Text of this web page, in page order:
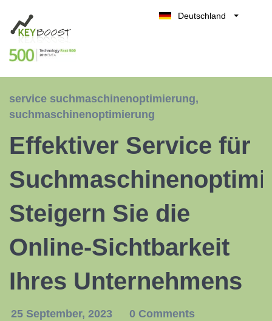
Deutschland
Italia
service suchmaschinenoptimierung,
suchmaschinenoptimierung
Effektiver Service für
Steigern Sie die
Online-Sichtbarkeit
Ihres Unternehmens
25 September, 2023 0 Comments